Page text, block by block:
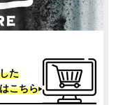
た
こちら